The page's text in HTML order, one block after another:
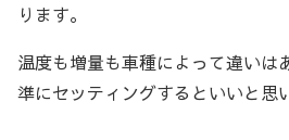
ります。
温度も増量も車種によって違いは
準にセッティングするといいと思